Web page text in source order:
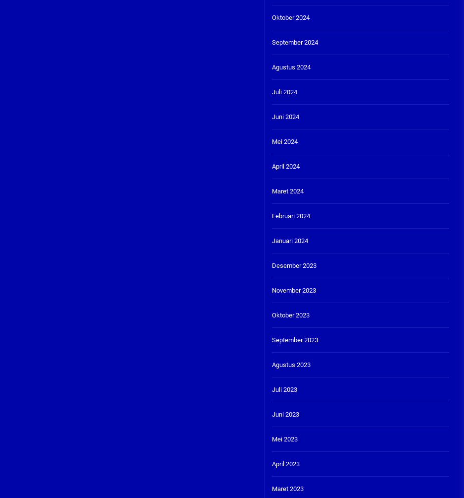
Oktober 2024
September 2024
Agustus 2024
Juli 2024
Juni 2024
Mei 2024
April 2024
Maret 2024
Februari 2024
Januari 2024
Desember 2023
November 2023
Oktober 2023
September 2023
Agustus 2023
Juli 2023
Juni 2023
Mei 2023
April 2023
Maret 2023